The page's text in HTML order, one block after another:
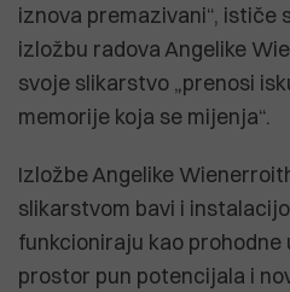
iznova premazivani“, ističe
izložbu radova Angelike
svoje slikarstvo „prenosi
memorije koja se mijenja“.
Izložbe Angelike
slikarstvom bavi i
funkcioniraju kao prohodne
prostor pun potencijala i